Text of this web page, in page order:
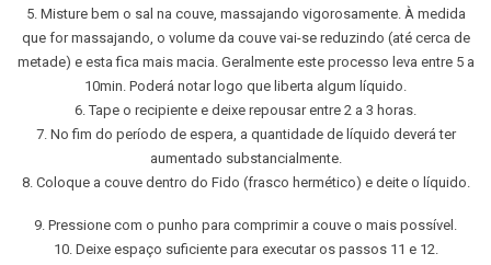
5. Misture bem o sal na couve, massajando vigorosamente. À medida
que for massajando, o volume da couve vai-se reduzindo (até cerca de
metade) e esta fica mais macia. Geralmente este processo leva entre 5 a
10min. Poderá notar logo que liberta algum líquido.
6. Tape o recipiente e deixe repousar entre 2 a 3 horas.
7. No fim do período de espera, a quantidade de líquido deverá ter
aumentado substancialmente.
8. Coloque a couve dentro do Fido (frasco hermético) e deite o líquido.
9. Pressione com o punho para comprimir a couve o mais possível.
10. Deixe espaço suficiente para executar os passos 11 e 12.